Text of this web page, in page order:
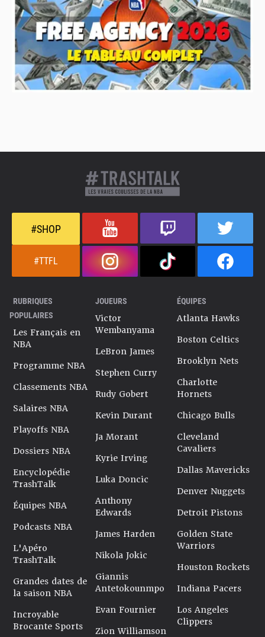
#SHOP
#TTFL
RUBRIQUES
POPULAIRES
Les Français en
NBA
Programme NBA
Classements NBA
Salaires NBA
Playoffs NBA
Dossiers NBA
Encyclopédie
TrashTalk
Équipes NBA
Podcasts NBA
L'Apéro
TrashTalk
Grandes dates de
la saison NBA
Incroyable
Brocante Sports
JOUEURS
Victor
Wembanyama
LeBron James
Stephen Curry
Rudy Gobert
Kevin Durant
Ja Morant
Kyrie Irving
Luka Doncic
Anthony
Edwards
James Harden
Nikola Jokic
Giannis
Antetokounmpo
Evan Fournier
Zion Williamson
ÉQUIPES
Atlanta Hawks
Boston Celtics
Brooklyn Nets
Charlotte
Hornets
Chicago Bulls
Cleveland
Cavaliers
Dallas Mavericks
Denver Nuggets
Detroit Pistons
Golden State
Warriors
Houston Rockets
Indiana Pacers
Los Angeles
Clippers